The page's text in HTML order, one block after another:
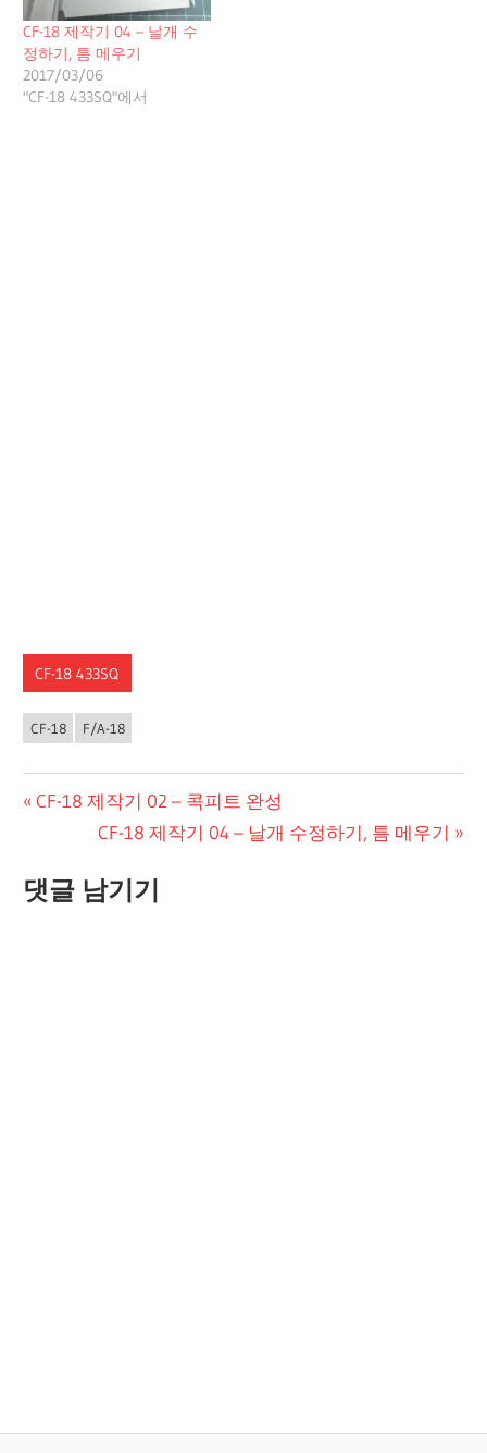
CF-18 제작기 04 – 날개 수
정하기, 틈 메우기
2017/03/06
"CF-18 433SQ"에서
CF-18 433SQ
CF-18 F/A-18
글
색
Previous
CF-18 제작기 02 – 콕피트 완성
Next
CF-18 제작기 04 – 날개 수정하기, 틈 메우기
댓글 남기기